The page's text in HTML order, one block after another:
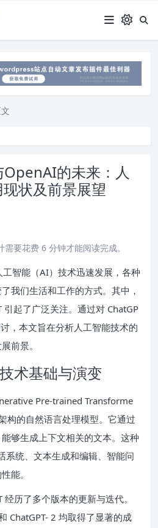
的未来：人
状及前景展望
要花费 6 分钟才能阅读完成。
智能（AI）技术迅速发展，各种
我们生活和工作的方式。其中，
引起了广泛关注。通过对 ChatGP
，本文旨在分析人工智能技术的
前景。
术基础与演变
Pre-trained Transforme
构的自然语言处理模型。它通过
够生成上下文相关的文本。这种
系统、文本生成和编辑、智能问
能。
历了多个版本的更新与迭代。
ChatGPT- 2 均取得了显著的成